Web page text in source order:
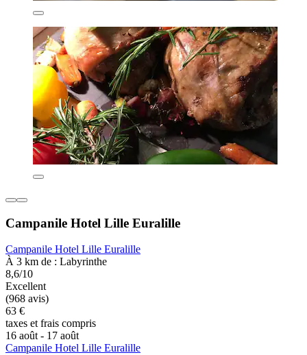
Campanile Hotel Lille Euralille
Campanile Hotel Lille Euralille
À 3 km de : Labyrinthe
8,6/10
Excellent
(968 avis)
63 €
taxes et frais compris
16 août - 17 août
Campanile Hotel Lille Euralille